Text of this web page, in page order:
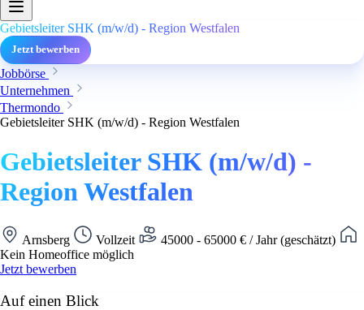
Gebietsleiter SHK (m/w/d) - Region Westfalen
Jetzt bewerben
Jobbörse
Unternehmen
Thermondo
Gebietsleiter SHK (m/w/d) - Region Westfalen
Gebietsleiter SHK (m/w/d) -
Region Westfalen
Arnsberg Vollzeit
45000 - 65000 € / Jahr (geschätzt)
Kein Homeoffice möglich
Jetzt bewerben
Auf einen Blick